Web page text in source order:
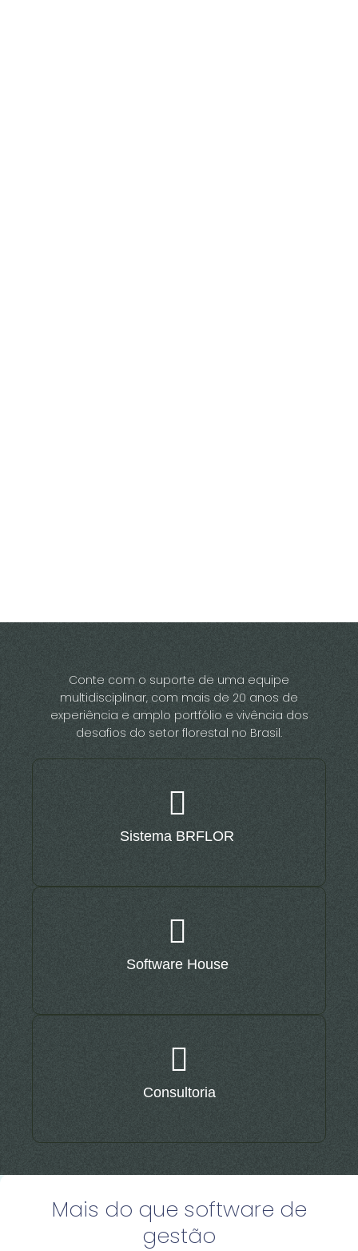
Conte com o suporte de uma equipe
multidisciplinar, com mais de 20 anos de
experiência e amplo portfólio e vivência dos
desafios do setor florestal no Brasil.
Sistema BRFLOR
Software House
Consultoria
Mais do que software de
gestão